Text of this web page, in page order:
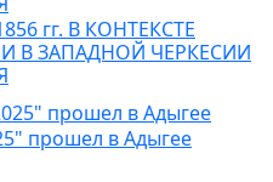
гг. В КОНТЕКСТЕ
В ЗАПАДНОЙ ЧЕРКЕСИИ
прошел в Адыгее